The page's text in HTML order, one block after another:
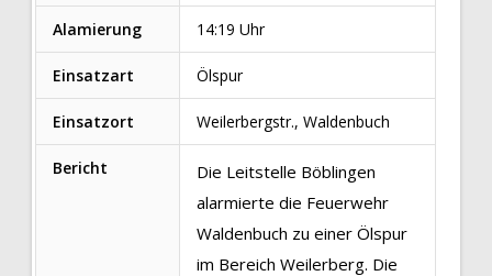
Alamierung 14:19 Uhr
Einsatzart Ölspur
Einsatzort Weilerbergstr., Waldenbuch
Bericht
Die Leitstelle Böblingen
alarmierte die Feuerwehr
Waldenbuch zu einer Ölspur
im Bereich Weilerberg. Die